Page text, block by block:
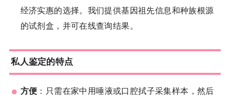
经济实惠的选择。我们提供基因祖先信息和种族根源
的试剂盒，并可在线查询结果。
私人鉴定的特点
方便 ：只需在家中用唾液或口腔拭子采集样本，然后